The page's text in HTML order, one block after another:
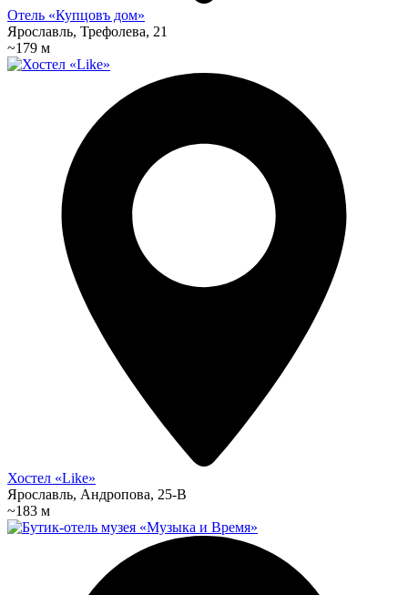
Отель «Купцовъ дом»
Ярославль, Трефолева, 21
~179 м
Хостел «Like»
Ярославль, Андропова, 25-В
~183 м